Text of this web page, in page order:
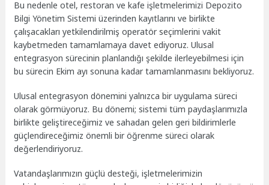
Bu nedenle otel, restoran ve kafe işletmelerimizi Depozito
Bilgi Yönetim Sistemi üzerinden kayıtlarını ve birlikte
çalışacakları yetkilendirilmiş operatör seçimlerini vakit
kaybetmeden tamamlamaya davet ediyoruz. Ulusal
entegrasyon sürecinin planlandığı şekilde ilerleyebilmesi için
bu sürecin Ekim ayı sonuna kadar tamamlanmasını bekliyoruz.
Ulusal entegrasyon dönemini yalnızca bir uygulama süreci
olarak görmüyoruz. Bu dönemi; sistemi tüm paydaşlarımızla
birlikte geliştireceğimiz ve sahadan gelen geri bildirimlerle
güçlendireceğimiz önemli bir öğrenme süreci olarak
değerlendiriyoruz.
Vatandaşlarımızın güçlü desteği, işletmelerimizin